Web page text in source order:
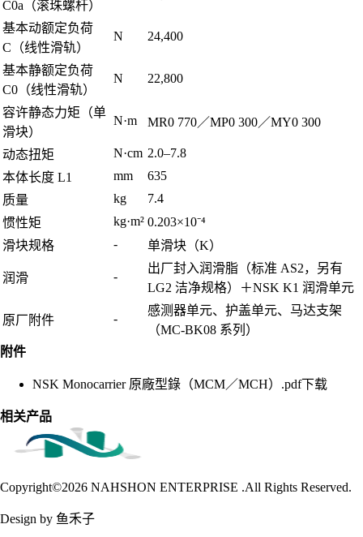
C0a（滚珠螺杆）
基本动额定负荷
C（线性滑轨）
N 24,400
基本静额定负荷
C0（线性滑轨）
N 22,800
容许静态力矩（单
滑块）
N·m MR0 770／MP0 300／MY0 300
动态扭矩 N·cm 2.0–7.8
本体长度 L1
mm
635
质量
kg
7.4
惯性矩
kg·m² 0.203×10⁻⁴
滑块规格
- 单滑块（K）
润滑 -
出厂封入润滑脂（标准 AS2，另有
LG2 洁净规格）＋NSK K1 润滑单元
原厂附件 -
感测器单元、护盖单元、马达支架
（MC-BK08 系列）
附件
NSK Monocarrier 原廠型錄（MCM／MCH）.pdf下载
相关产品
Copyright©2026 NAHSHON ENTERPRISE .All Rights Reserved.
Design by 鱼禾子